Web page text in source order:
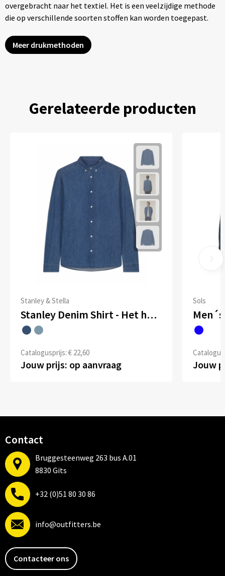
overgebracht naar het textiel. Het is een veelzijdige methode
die op verschillende soorten stoffen kan worden toegepast.
Meer drukmethoden
Gerelateerde producten
Stanley & Stella
Stanley Denim Shirt - Het heren overhemd van denim
Catalogusprijs: € 22,60
Jouw prijs: op aanvraag
Sols
Jouw
Contact
Bruggesteenweg 263 bus A.01
8830 Gits
+32 (0)51 80 30 86
info@outfitters.be
Contacteer ons